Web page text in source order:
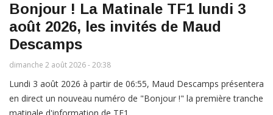
Bonjour ! La Matinale TF1 lundi 3
août 2026, les invités de Maud
Descamps
dimanche 2 août 2026 - 20:38
Lundi 3 août 2026 à partir de 06:55, Maud Descamps présentera
en direct un nouveau numéro de "Bonjour !" la première tranche